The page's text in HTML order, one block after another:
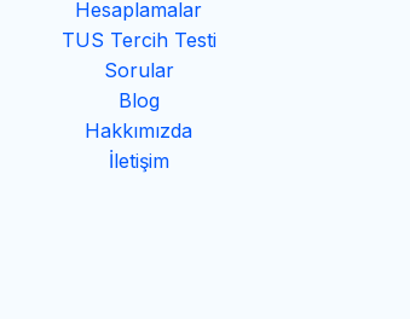
Hesaplamalar
TUS Tercih Testi
Sorular
Blog
Hakkımızda
İletişim